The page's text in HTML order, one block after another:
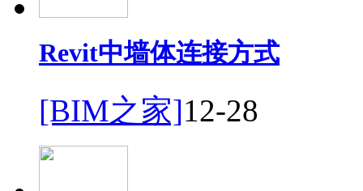
Revit中墙体连接方式
[BIM之家]12-28